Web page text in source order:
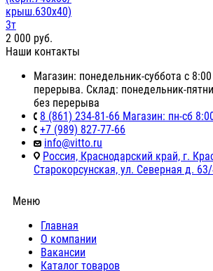
крыш.630х40)
3т
2 000 руб.
Наши контакты
Магазин: понедельник-суббота с
перерыва. Склад: понедельник-
без перерыва
8 (861) 234-81-66 Магазин: пн-сб
+7 (989) 827-77-66
info@vitto.ru
Россия, Краснодарский край, г.
Старокорсунская, ул. Северная д.
Меню
Главная
О компании
Вакансии
Каталог товаров